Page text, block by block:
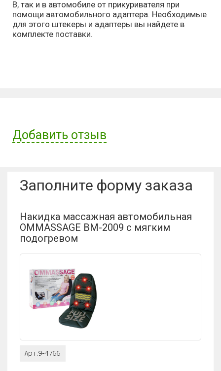
В, так и в автомобиле от прикуривателя при
помощи автомобильного адаптера. Необходимые
для этого штекеры и адаптеры вы найдете в
комплекте поставки.
Добавить отзыв
Заполните форму заказа
Накидка массажная автомобильная
OMMASSAGE BM-2009 с мягким
подогревом